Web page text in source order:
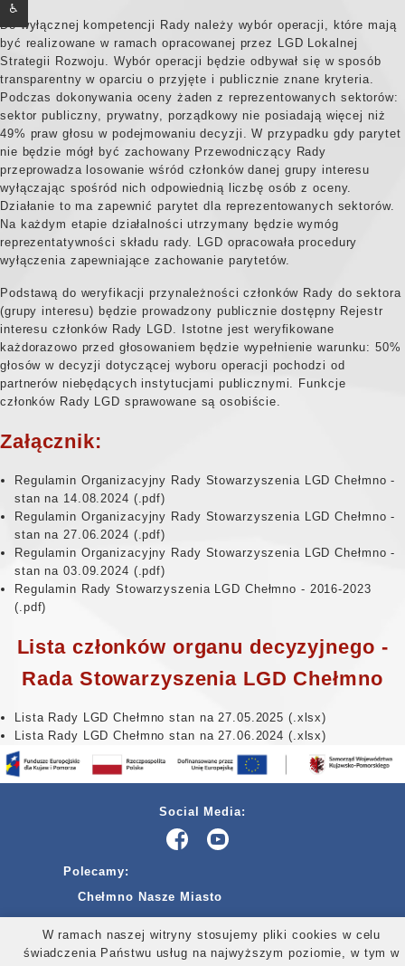
W ramach naszej witryny stosujemy pliki cookies w celu
świadczenia Państwu usług na najwyższym poziomie, w tym w
♿
Do wyłącznej kompetencji Rady należy wybór operacji, które mają
być realizowane w ramach opracowanej przez LGD Lokalnej
Strategii Rozwoju. Wybór operacji będzie odbywał się w sposób
transparentny w oparciu o przyjęte i publicznie znane kryteria.
Podczas dokonywania oceny żaden z reprezentowanych sektorów:
sektor publiczny, prywatny, porządkowy nie posiadają więcej niż
49% praw głosu w podejmowaniu decyzji. W przypadku gdy parytet
nie będzie mógł być zachowany Przewodniczący Rady
przeprowadza losowanie wśród członków danej grupy interesu
wyłączając spośród nich odpowiednią liczbę osób z oceny.
Działanie to ma zapewnić parytet dla reprezentowanych sektorów.
Na każdym etapie działalności utrzymany będzie wymóg
reprezentatywności składu rady. LGD opracowała procedury
wyłączenia zapewniające zachowanie parytetów.
Podstawą do weryfikacji przynależności członków Rady do sektora
(grupy interesu) będzie prowadzony publicznie dostępny Rejestr
interesu członków Rady LGD. Istotne jest weryfikowane
każdorazowo przed głosowaniem będzie wypełnienie warunku: 50%
głosów w decyzji dotyczącej wyboru operacji pochodzi od
partnerów niebędących instytucjami publicznymi. Funkcje
członków Rady LGD sprawowane są osobiście.
Załącznik:
Regulamin Organizacyjny Rady Stowarzyszenia LGD Chełmno -
stan na 14.08.2024
Regulamin Organizacyjny Rady Stowarzyszenia LGD Chełmno -
stan na 27.06.2024
Regulamin Organizacyjny Rady Stowarzyszenia LGD Chełmno -
stan na 03.09.2024
Regulamin Rady Stowarzyszenia LGD Chełmno - 2016-2023
Lista członków organu decyzyjnego -
Rada Stowarzyszenia LGD Chełmno
Lista Rady LGD Chełmno stan na 27.05.2025
Lista Rady LGD Chełmno stan na 27.06.2024
Social Media:
Polecamy:
Chełmno Nasze Miasto
Województwo Kujawsko-Pomorskie